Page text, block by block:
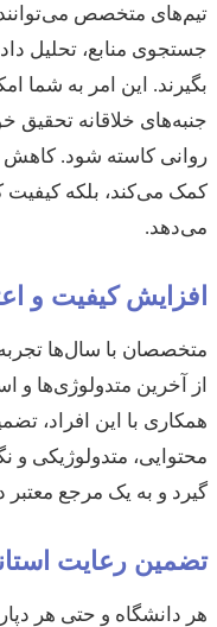
تیم‌های متخصص می‌توانند
جستجوی منابع، تحلیل
بگیرند. این امر به شما
جنبه‌های خلاقانه تحقیق
روانی کاسته شود. کاهش
کمک می‌کند، بلکه کیفیت
می‌دهد.
افزایش کیفیت و
متخصصان با سال‌ها
از آخرین متدولوژی‌ها و
همکاری با این افراد،
محتوایی، متدولوژیکی و
گیرد و به یک مرجع
تضمین رعایت
هر دانشگاه و حتی هر